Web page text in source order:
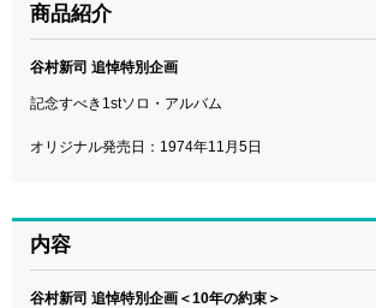
商品紹介
谷村新司 追悼特別企画
記念すべき1stソロ・アルバム
オリジナル発売日：1974年11月5日
内容
谷村新司 追悼特別企画＜10年の約束＞